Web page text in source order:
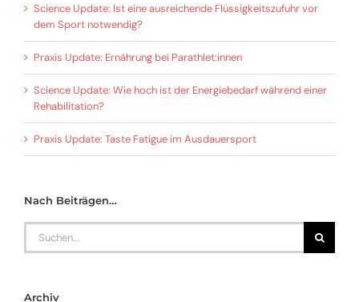
Science Update: Ist eine ausreichende Flüssigkeitszufuhr vor
dem Sport notwendig?
Praxis Update: Ernährung bei Parathlet:innen
Science Update: Wie hoch ist der Energiebedarf während einer
Rehabilitation?
Praxis Update: Taste Fatigue im Ausdauersport
Nach Beiträgen…
Search
Archiv